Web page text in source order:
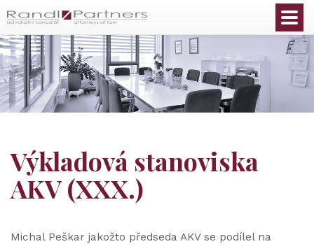
Výkladová stanoviska
AKV (XXX.)
Michal Peškar jakožto předseda AKV se podílel na
Čeština